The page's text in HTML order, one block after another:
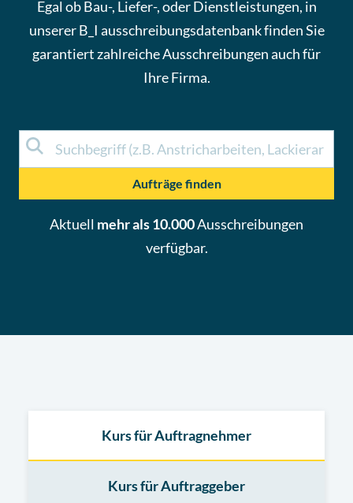
Egal ob Bau-, Liefer-, oder Dienstleistungen, in
unserer B_I ausschreibungsdatenbank finden Sie
garantiert zahlreiche Ausschreibungen auch für
Ihre Firma.
Aufträge finden
Aktuell mehr als 10.000Ausschreibungen
verfügbar.
Kurs für Auftragnehmer
Kurs für Auftraggeber